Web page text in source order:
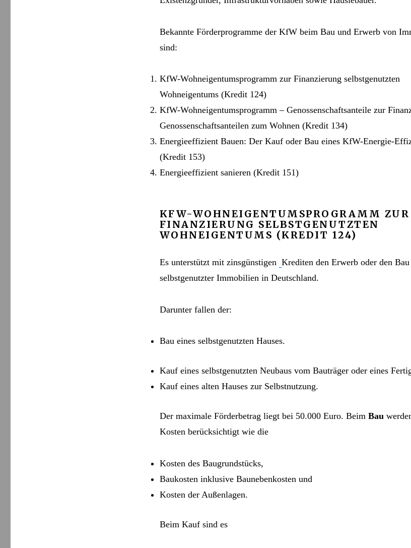
Bekannte Förderprogramme der KfW beim Bau und Erwerb von
sind:
KfW-Wohn­eigentums­programm zur Finanzierung selbstgenutzten
Wohneigentums (Kredit 124)
KfW-Wohn­eigentums­programm – Genossenschafts­anteile zur
Genossen­schafts­anteilen zum Wohnen (Kredit 134)
Energieeffizient Bauen: Der Kauf oder Bau eines KfW-Energie-
(Kredit 153)
Energieeffizient sanieren (Kredit 151)
KFW-WOHN­EIGENTUMS­PROGRAMM ZUR
FINANZIERUNG SELBSTGENUTZTEN
WOHNEIGENTUMS (KREDIT 124)
Es unterstützt mit zinsgünstigen Krediten den Erwerb oder den Bau
selbstgenutzter Immobilien in Deutschland.
Darunter fallen der:
Bau eines selbstgenutzten Hauses.
Kauf eines selbstgenutzten Neubaus vom Bauträger oder eines
Kauf eines alten Hauses zur Selbstnutzung.
Der maximale Förderbetrag liegt bei 50.000 Euro. Beim Bau
Kosten berücksichtigt wie die
Kosten des Baugrundstücks,
Baukosten inklusive Baunebenkosten und
Kosten der Außenlagen.
Beim Kauf sind es